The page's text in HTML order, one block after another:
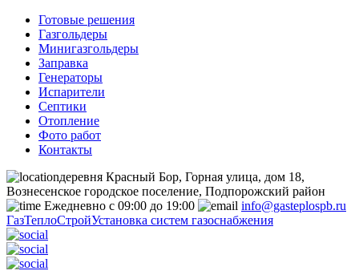
Готовые решения
Газгольдеры
Минигазгольдеры
Заправка
Генераторы
Испарители
Септики
Отопление
Фото работ
Контакты
деревня Красный Бор, Горная улица, дом 18,
Вознесенское городское поселение, Подпорожский район
Ежедневно с 09:00 до 19:00
info@gasteplospb.ru
ГазТеплоСтройУстановка систем газоснабжения